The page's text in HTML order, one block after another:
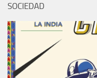
SOCIEDAD